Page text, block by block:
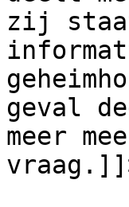
zij
geval
meer